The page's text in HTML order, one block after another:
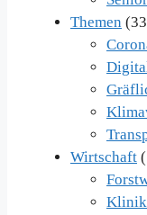
Themen
Wirtschaft